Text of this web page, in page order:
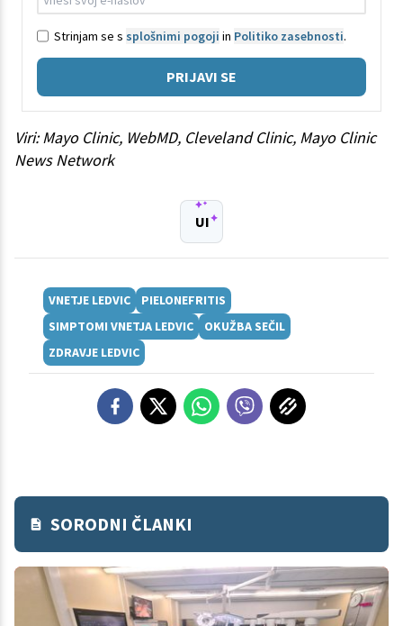
Strinjam se s splošnimi pogoji in Politiko zasebnosti.
PRIJAVI SE
Viri: Mayo Clinic, WebMD, Cleveland Clinic, Mayo Clinic
News Network
UI
VNETJE LEDVIC
PIELONEFRITIS
SIMPTOMI VNETJA LEDVIC
OKUŽBA SEČIL
ZDRAVJE LEDVIC
SORODNI ČLANKI